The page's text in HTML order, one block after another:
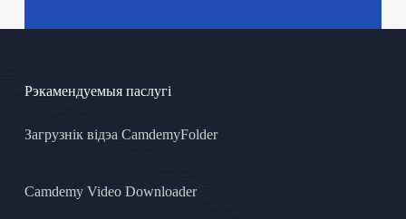
Рэкамендуемыя паслугі
Загрузнік відэа CamdemyFolder
Camdemy Video Downloader